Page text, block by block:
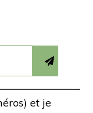
et je